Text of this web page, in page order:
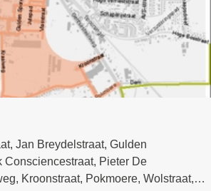
Jan Breydelstraat, Gulden
Consciencestraat, Pieter De
Kroonstraat, Pokmoere, Wolstraat,